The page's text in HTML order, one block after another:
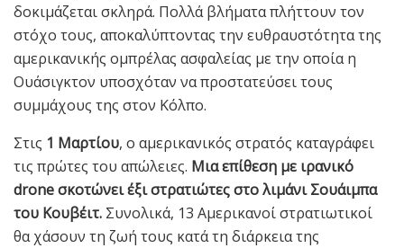
δοκιμάζεται σκληρά. Πολλά βλήματα πλήττουν τον
στόχο τους, αποκαλύπτοντας την ευθραυστότητα της
αμερικανικής ομπρέλας ασφαλείας με την οποία η
Ουάσιγκτον υποσχόταν να προστατεύσει τους
συμμάχους της στον Κόλπο.
Στις 1 Μαρτίου, ο αμερικανικός στρατός καταγράφει
τις πρώτες του απώλειες. Μια επίθεση με ιρανικό
drone σκοτώνει έξι στρατιώτες στο λιμάνι Σουάιμπα
του Κουβέιτ. Συνολικά, 13 Αμερικανοί στρατιωτικοί
θα χάσουν τη ζωή τους κατά τη διάρκεια της